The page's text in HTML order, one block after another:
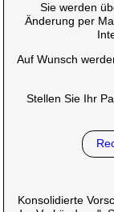
Sie werden
Änderung per
Auf Wunsch
Stellen Sie Ihr
Konsolidierte